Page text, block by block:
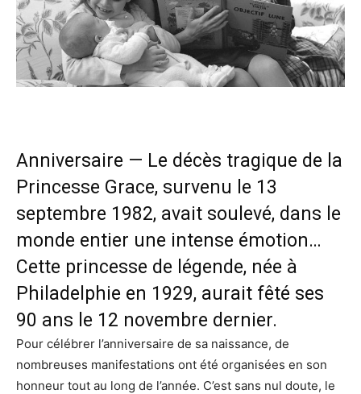
Anniversaire — Le décès tragique de la
Princesse Grace, survenu le 13
septembre 1982, avait soulevé, dans le
monde entier une intense émotion…
Cette princesse de légende, née à
Philadelphie en 1929, aurait fêté ses
90 ans le 12 novembre dernier.
Pour célébrer l’anniversaire de sa naissance, de
nombreuses manifestations ont été organisées en son
honneur tout au long de l’année. C’est sans nul doute, le